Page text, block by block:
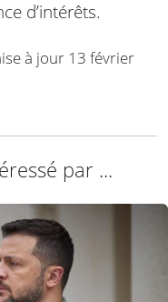
d’intérêts.
à jour 13 février
par ...